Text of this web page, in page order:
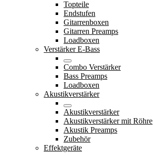
Topteile
Endstufen
Gitarrenboxen
Gitarren Preamps
Loadboxen
Verstärker E-Bass
Combo Verstärker
Bass Preamps
Loadboxen
Akustikverstärker
Akustikverstärker
Akustikverstärker mit Röhre
Akustik Preamps
Zubehör
Effektgeräte